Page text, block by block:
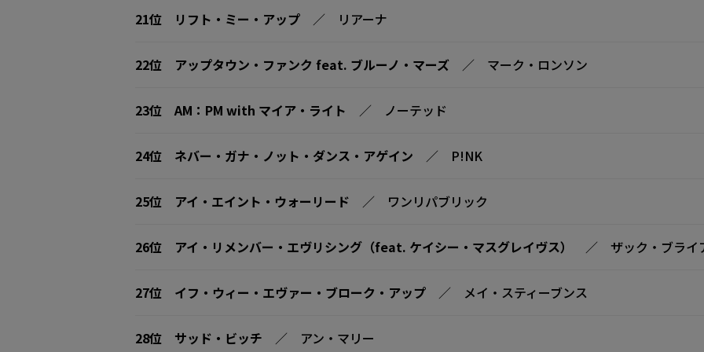
21位 リフト・ミー・アップ ／ リアーナ
22位 アップタウン・ファンク feat. ブルーノ・マーズ ／ マーク・ロンソン
23位 AM：PM with マイア・ライト ／ ノーテッド
24位 ネバー・ガナ・ノット・ダンス・アゲイン ／ P!NK
25位 アイ・エイント・ウォーリード ／ ワンリパブリック
26位 アイ・リメンバー・エヴリシング（feat. ケイシー・マスグレイヴス） ／ ザック・ブライ
27位 イフ・ウィー・エヴァー・ブローク・アップ ／ メイ・スティーブンス
28位 サッド・ビッチ ／ アン・マリー